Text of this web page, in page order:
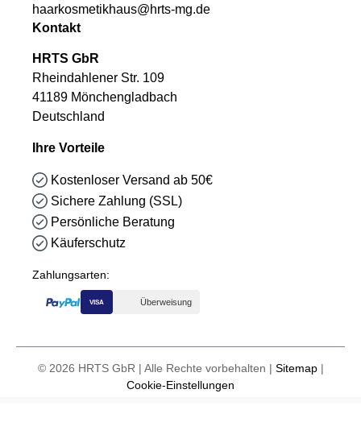
haarkosmetikhaus@hrts-mg.de
Kontakt
HRTS GbR
Rheindahlener Str. 109
41189 Mönchengladbach
Deutschland
Ihre Vorteile
Kostenloser Versand ab 50€
Sichere Zahlung (SSL)
Persönliche Beratung
Käuferschutz
Zahlungsarten:
VISA Überweisung
© 2026 HRTS GbR | Alle Rechte vorbehalten | Sitemap|
Cookie-Einstellungen